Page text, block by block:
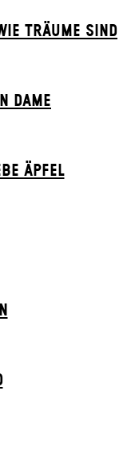
TRÄUME SIND
DA­ME
ÄPFEL